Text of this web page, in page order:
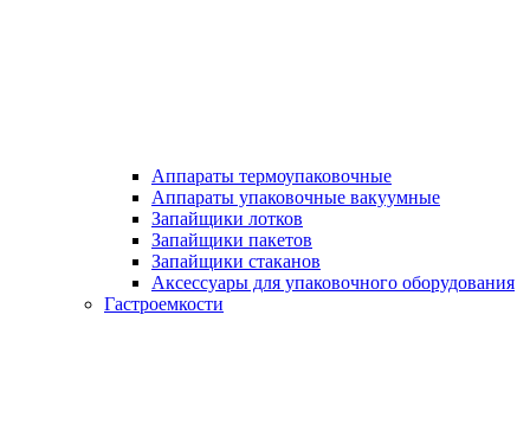
Аппараты термоупаковочные
Аппараты упаковочные вакуумные
Запайщики лотков
Запайщики пакетов
Запайщики стаканов
Аксессуары для упаковочного оборудования
Гастроемкости